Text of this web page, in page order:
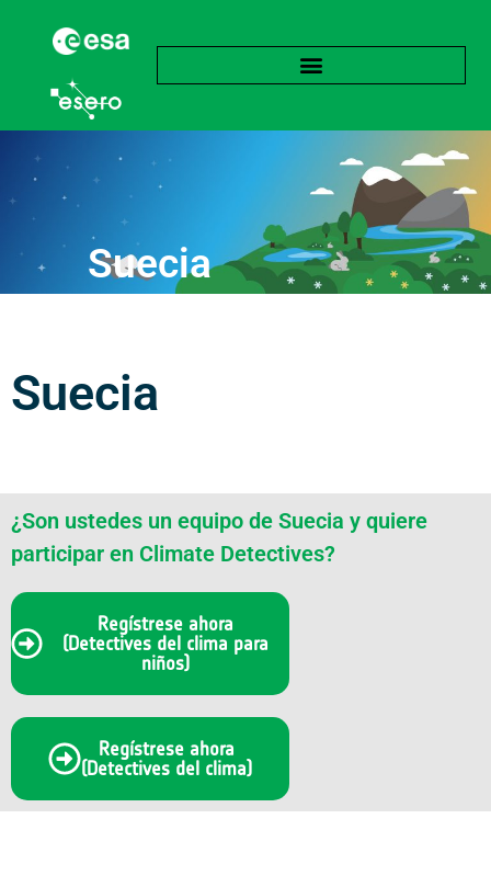
Suecia
Suecia
¿Son ustedes un equipo de Suecia y quiere
participar en Climate Detectives?
Regístrese ahora
(Detectives del clima para
niños)
Regístrese ahora
(Detectives del clima)